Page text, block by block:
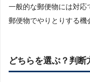
一般的な郵便物には対
郵便物でやりとりする機
どちらを選ぶ？判断